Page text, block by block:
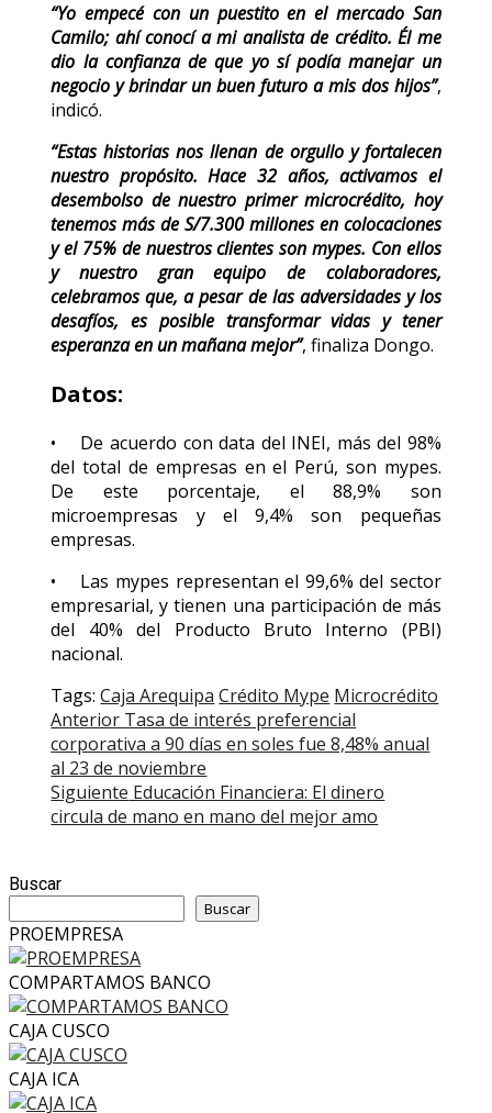
“Yo empecé con un puestito en el mercado San
Camilo; ahí conocí a mi analista de crédito. Él me
dio la confianza de que yo sí podía manejar un
negocio y brindar un buen futuro a mis dos hijos”,
indicó.
“Estas historias nos llenan de orgullo y fortalecen
nuestro propósito. Hace 32 años, activamos el
desembolso de nuestro primer microcrédito, hoy
tenemos más de S/7.300 millones en colocaciones
y el 75% de nuestros clientes son mypes. Con ellos
y nuestro gran equipo de colaboradores,
celebramos que, a pesar de las adversidades y los
desafíos, es posible transformar vidas y tener
esperanza en un mañana mejor”, finaliza Dongo.
Datos:
• De acuerdo con data del INEI, más del 98%
del total de empresas en el Perú, son mypes.
De este porcentaje, el 88,9% son
microempresas y el 9,4% son pequeñas
empresas.
• Las mypes representan el 99,6% del sector
empresarial, y tienen una participación de más
del 40% del Producto Bruto Interno (PBI)
nacional.
Tags:Caja Arequipa Crédito Mype Microcrédito
Post
navigation
Anterior Tasa de interés preferencial
corporativa a 90 días en soles fue 8,48% anual
al 23 de noviembre
Siguiente Educación Financiera: El dinero
circula de mano en mano del mejor amo
Buscar
Buscar
PROEMPRESA
COMPARTAMOS BANCO
CAJA CUSCO
CAJA ICA